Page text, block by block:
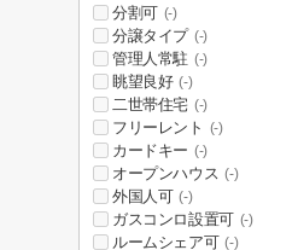
分割可 (-)
分譲タイプ (-)
管理人常駐 (-)
眺望良好 (-)
二世帯住宅 (-)
フリーレント (-)
カードキー (-)
オープンハウス (-)
外国人可 (-)
ガスコンロ設置可 (-)
ルームシェア可 (-)